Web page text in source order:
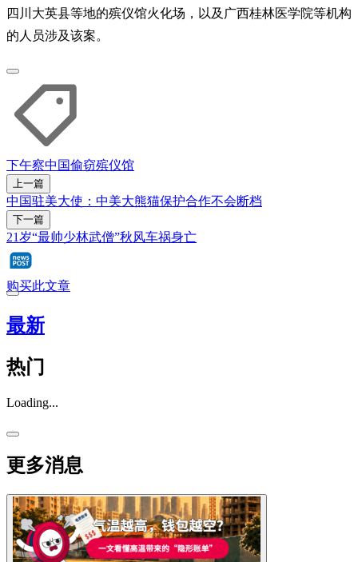
四川大英县等地的殡仪馆火化场，以及广西桂林医学院等机构
的人员涉及该案。
下午察中国偷窃殡仪馆
上一篇
中国驻美大使：中美大熊猫保护合作不会断档
下一篇
21岁“最帅少林武僧”秋风车祸身亡
购买此文章
最新
热门
Loading...
更多消息